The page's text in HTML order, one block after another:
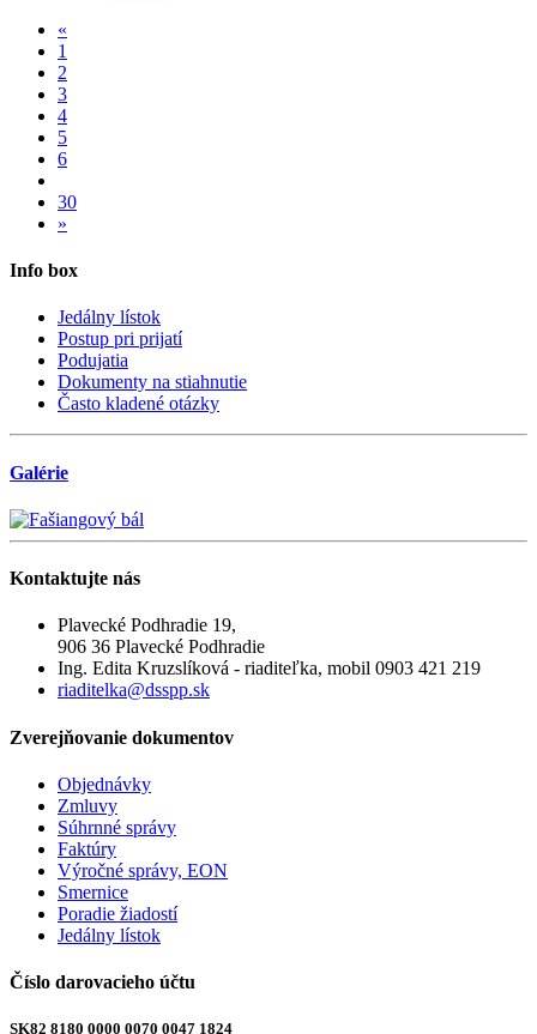
«
1
2
3
4
5
6
30
»
Info box
Jedálny lístok
Postup pri prijatí
Podujatia
Dokumenty na stiahnutie
Často kladené otázky
Galérie
Kontaktujte nás
Plavecké Podhradie 19,
906 36 Plavecké Podhradie
Ing. Edita Kruzslíková - riaditeľka, mobil 0903 421 219
riaditelka@dsspp.sk
Zverejňovanie dokumentov
Objednávky
Zmluvy
Súhrnné správy
Faktúry
Výročné správy, EON
Smernice
Poradie žiadostí
Jedálny lístok
Číslo darovacieho účtu
SK82 8180 0000 0070 0047 1824